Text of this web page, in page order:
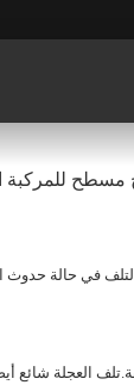
مسطح
في حالة حدوث
العجلة شائع